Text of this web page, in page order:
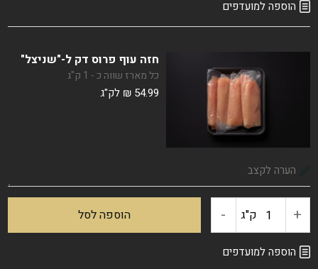
(מצופה)
הוספה למועדפים
חזה עוף פרוס דק ל-"שניצל"
כל מארז שווה כ - 1 ק"ג
₪ 54.99 לק"ג
+ כמות
של
ק"ג - הוספה לסל
הוספה למועדפים